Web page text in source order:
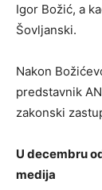
Igor Božić, a
Šovljanski.
Nakon
predstavnik
zakonski
U decembru
medija